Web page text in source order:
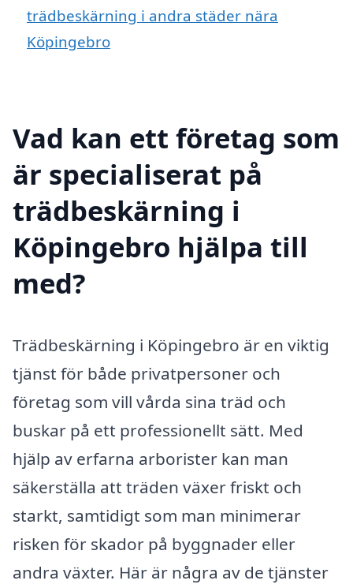
trädbeskärning i andra städer nära
Köpingebro
Vad kan ett företag som
är specialiserat på
trädbeskärning i
Köpingebro hjälpa till
med?
Trädbeskärning i Köpingebro är en viktig
tjänst för både privatpersoner och
företag som vill vårda sina träd och
buskar på ett professionellt sätt. Med
hjälp av erfarna arborister kan man
säkerställa att träden växer friskt och
starkt, samtidigt som man minimerar
risken för skador på byggnader eller
andra växter. Här är några av de tjänster